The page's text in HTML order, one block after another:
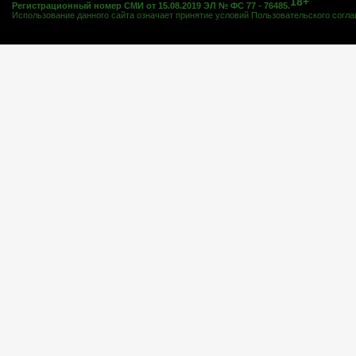
Регистрационный номер СМИ от 15.08.2019 ЭЛ № ФС 77 - 76485.
Использование данного сайта означает принятие условий Пользовательского